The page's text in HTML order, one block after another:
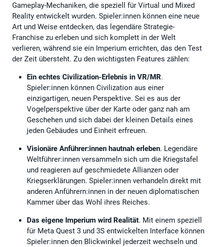
Gameplay-Mechaniken, die speziell für Virtual und Mixed
Reality entwickelt wurden. Spieler:innen können eine neue
Art und Weise entdecken, das legendäre Strategie-
Franchise zu erleben und sich komplett in der Welt
verlieren, während sie ein Imperium errichten, das den Test
der Zeit übersteht. Zu den wichtigsten Features zählen:
Ein echtes Civilization-Erlebnis in VR/MR.
Spieler:innen können Civilization aus einer
einzigartigen, neuen Perspektive. Sei es aus der
Vogelperspektive über der Karte oder ganz nah am
Geschehen und sich dabei der kleinen Details eines
jeden Gebäudes und Einheit erfreuen.
Visionäre Anführer:innen hautnah erleben. Legendäre
Weltführer:innen versammeln sich um die Kriegstafel
und reagieren auf geschmiedete Allianzen oder
Kriegserklärungen. Spieler:innen verhandeln direkt mit
anderen Anführern:innen in der neuen diplomatischen
Kammer über das Wohl ihres Reiches.
Das eigene Imperium wird Realität. Mit einem speziell
für Meta Quest 3 und 3S entwickelten Interface können
Spieler:innen den Blickwinkel jederzeit wechseln und